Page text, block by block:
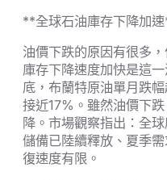
**全球石油庫存下降加
油價下跌的原因有很多
庫存下降速度加快是這
底，布蘭特原油單月跌
接近17%。雖然油價下
降。市場觀察指出：全
儲備已陸續釋放、夏季
復速度有限。